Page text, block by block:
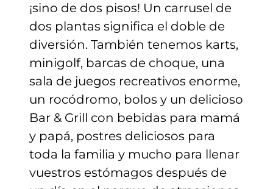
¡sino de dos pisos! Un carrusel de
dos plantas significa el doble de
diversión. También tenemos karts,
minigolf, barcas de choque, una
sala de juegos recreativos enorme,
un rocódromo, bolos y un delicioso
Bar & Grill con bebidas para mamá
y papá, postres deliciosos para
toda la familia y mucho para llenar
vuestros estómagos después de